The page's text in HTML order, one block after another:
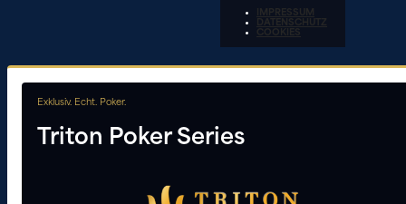
IMPRESSUM
DATENSCHUTZ
COOKIES
Exklusiv. Echt. Poker.
Triton Poker Series